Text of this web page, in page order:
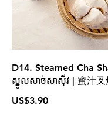
D14. Steamed Cha
ស្នូលសាច់សាស៊ីវ | 蜜汁叉
US$3.90